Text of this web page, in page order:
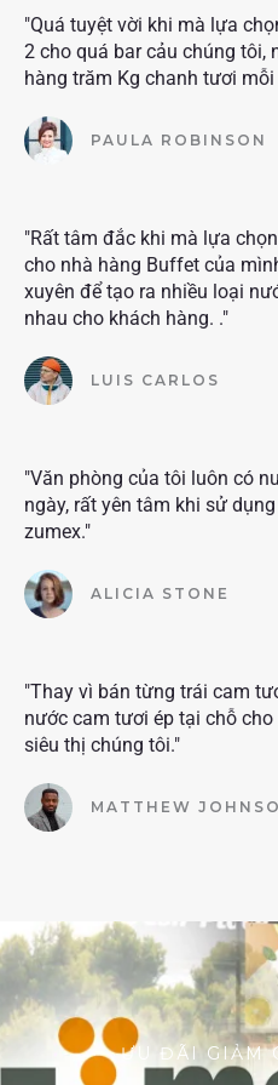
"Quá tuyệt vời khi mà lựa
2 cho quá bar cảu chúng tôi,
hàng trăm Kg chanh tươi
PAULA ROBINSON
"Rất tâm đắc khi mà lựa
cho nhà hàng Buffet của
xuyên để tạo ra nhiều loại
nhau cho khách hàng. ."
LUIS CARLOS
"Văn phòng của tôi luôn có
ngày, rất yên tâm khi sử
zumex."
ALICIA STONE
"Thay vì bán từng trái cam
nước cam tươi ép tại chỗ
siêu thị chúng tôi."
MATTHEW
ƯU ĐÃI GIẢM